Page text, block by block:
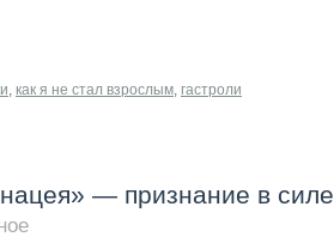
, как я не стал взрослым, гастроли
— признание в силе